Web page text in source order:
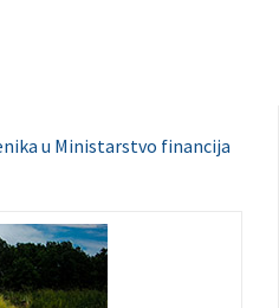
u Ministarstvo financija